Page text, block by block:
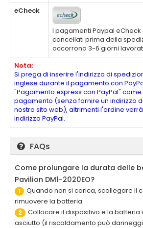
eCheck
I pagamenti Paypal
cancellati prima della
occorrono 3-6 giorni
Nota:
Si prega di inserire l'indirizzo di
inglese durante il pagamento con
"Pagamento express con PayPal"
pagamento (senza fornire un indirizzo
nostro sito web), altrimenti l'ordine
indirizzo PayPal.
FAQs
Come prolungare la durata delle
Pavilion DM1-2020EO?
1
Quando non si carica, scollegare il
rimuovere la batteria.
2
Collocare il dispositivo e la batteria
asciutto (il riscaldamento può